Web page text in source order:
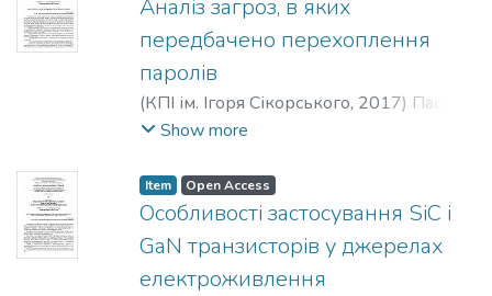
Аналіз загроз, в яких
передбачено перехоплення
паролів
(КПІ ім. Ігоря Сікорського, 2017) Пасько,
В. П.Show more
Item Open Access
Особливості застосування SiC і
GaN транзисторів у джерелах
електроживлення